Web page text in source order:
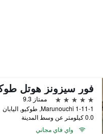
5 نجوم
ممتاز 9.3
1-11-1 Marunouchi, طوكيو, اليابان
0.0 كيلومتر عن وسط المدينة
واي فاي مجاني